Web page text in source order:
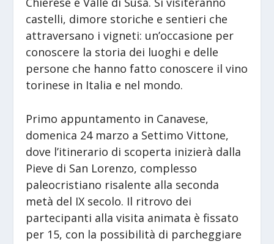
castelli, dimore storiche e sentieri che
attraversano i vigneti: un’occasione per
conoscere la storia dei luoghi e delle
persone che hanno fatto conoscere il vino
torinese in Italia e nel mondo.
Primo appuntamento in Canavese,
domenica 24 marzo a Settimo Vittone,
dove l’itinerario di scoperta inizierà dalla
Pieve di San Lorenzo, complesso
paleocristiano risalente alla seconda
metà del IX secolo. Il ritrovo dei
partecipanti alla visita animata è fissato
per 15, con la possibilità di parcheggiare